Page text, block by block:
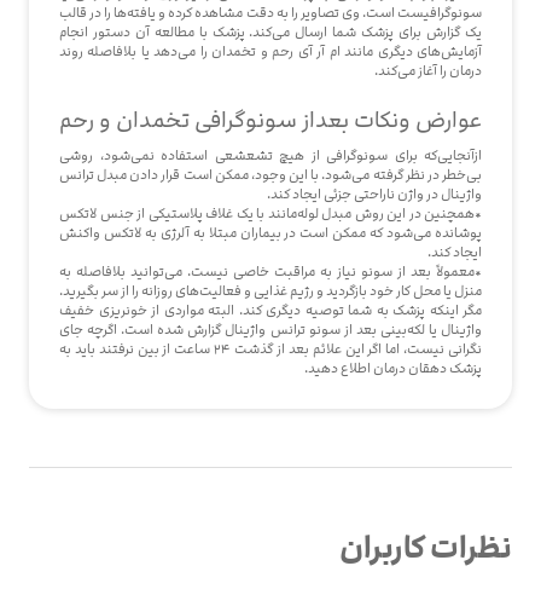
سونوگرافیست است. وی تصاویر را به دقت مشاهده کرده و یافته‌ها را در قالب
یک گزارش برای پزشک شما ارسال می‌کند. پزشک با مطالعه آن دستور انجام
آزمایش‌های دیگری مانند ام آر آی رحم و تخمدان را می‌دهد یا بلافاصله روند
درمان را آغاز می‌کند.
عوارض ونکات بعداز سونوگرافی تخمدان و رحم
ازآنجایی‌که برای سونوگرافی از هیچ تشعشعی استفاده نمی‌شود، روشی
بی‌خطر در نظر گرفته می‌شود. با این وجود، ممکن است قرار دادن مبدل ترانس
واژینال در واژن ناراحتی جزئی ایجاد کند.
*همچنین در این روش مبدل لوله‌مانند با یک غلاف پلاستیکی از جنس لاتکس
پوشانده می‌شود که ممکن است در بیماران مبتلا به آلرژی به لاتکس واکنش
ایجاد کند.
*معمولاً بعد از سونو نیاز به مراقبت خاصی نیست. می‌توانید بلافاصله به
منزل یا محل کار خود بازگردید و رژیم غذایی و فعالیت‌های روزانه را از سر بگیرید.
مگر اینکه پزشک به شما توصیه دیگری کند. البته مواردی از خونریزی خفیف
واژینال یا لکه‌بینی بعد از سونو ترانس واژینال گزارش شده است. اگرچه جای
نگرانی نیست، اما اگر این علائم بعد از گذشت 24 ساعت از بین نرفتند باید به
پزشک دهقان درمان اطلاع دهید.
نظرات کاربران